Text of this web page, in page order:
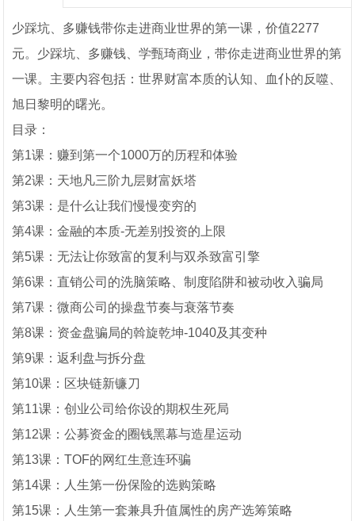
少踩坑、多赚钱带你走进商业世界的第一课，价值2277
元。少踩坑、多赚钱、学甄琦商业，带你走进商业世界的第
一课。主要内容包括：世界财富本质的认知、血仆的反噬、
旭日黎明的曙光。
目录：
第1课：赚到第一个1000万的历程和体验
第2课：天地凡三阶九层财富妖塔
第3课：是什么让我们慢慢变穷的
第4课：金融的本质-无差别投资的上限
第5课：无法让你致富的复利与双杀致富引擎
第6课：直销公司的洗脑策略、制度陷阱和被动收入骗局
第7课：微商公司的操盘节奏与衰落节奏
第8课：资金盘骗局的斡旋乾坤-1040及其变种
第9课：返利盘与拆分盘
第10课：区块链新镰刀
第11课：创业公司给你设的期权生死局
第12课：公募资金的圈钱黑幕与造星运动
第13课：TOF的网红生意连环骗
第14课：人生第一份保险的选购策略
第15课：人生第一套兼具升值属性的房产选筹策略